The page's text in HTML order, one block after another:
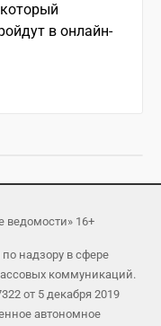
в онлайн-
ведомости» 16+
надзору в сфере
коммуникаций.
от 5 декабря 2019
автономное